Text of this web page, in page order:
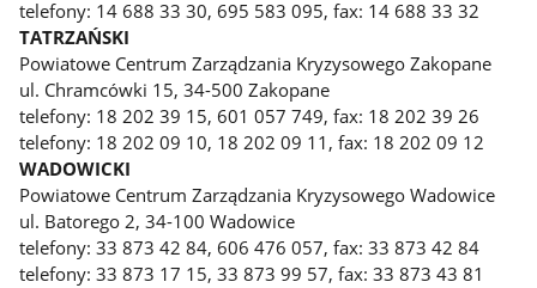
telefony: 14 688 33 30, 695 583 095, fax: 14 688 33 32
TATRZAŃSKI
Powiatowe Centrum Zarządzania Kryzysowego Zakopane
ul. Chramcówki 15, 34-500 Zakopane
telefony: 18 202 39 15, 601 057 749, fax: 18 202 39 26
telefony: 18 202 09 10, 18 202 09 11, fax: 18 202 09 12
WADOWICKI
Powiatowe Centrum Zarządzania Kryzysowego Wadowice
ul. Batorego 2, 34-100 Wadowice
telefony: 33 873 42 84, 606 476 057, fax: 33 873 42 84
telefony: 33 873 17 15, 33 873 99 57, fax: 33 873 43 81